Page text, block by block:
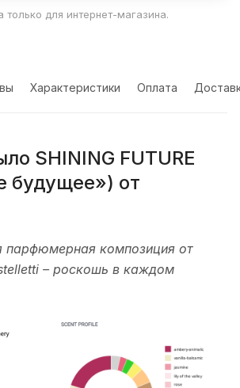
только для интернет-магазина.
Характеристики Оплата
SHINING FUTURE
будущее») от
парфюмерная композиция от
– роскошь в каждом